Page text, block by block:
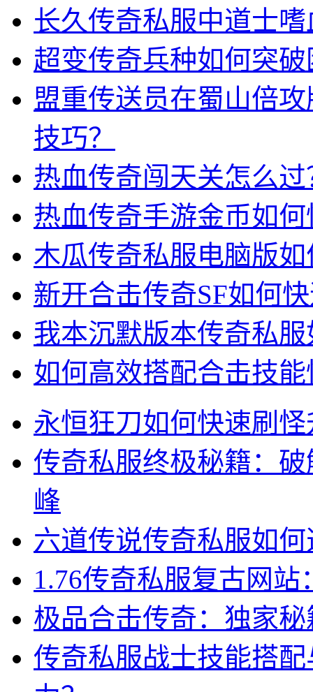
长久传奇私服中道士
超变传奇兵种如何突
盟重传送员在蜀山倍
技巧？
热血传奇闯天关怎么
热血传奇手游金币如
木瓜传奇私服电脑版
新开合击传奇SF如何
我本沉默版本传奇私
如何高效搭配合击技能
永恒狂刀如何快速刷
传奇私服终极秘籍：
峰
六道传说传奇私服如
1.76传奇私服复古网
极品合击传奇：独家
传奇私服战士技能搭